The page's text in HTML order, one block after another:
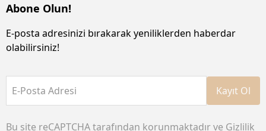
Abone Olun!
E-posta adresinizi bırakarak yeniliklerden haberdar
olabilirsiniz!
E-Posta Adresi Kayıt Ol
Bu site reCAPTCHA tarafından korunmaktadır ve Gizlilik